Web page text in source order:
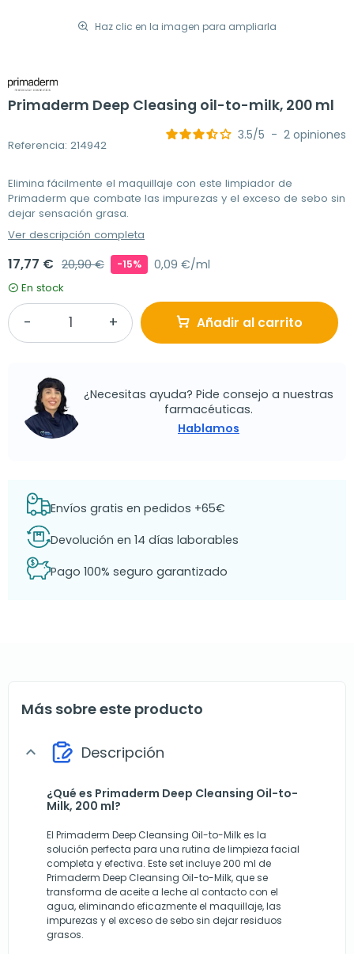
Haz clic en la imagen para ampliarla
Primaderm Deep Cleasing oil-to-milk, 200 ml
Referencia: 214942
3.5/5 - 2 opiniones
Elimina fácilmente el maquillaje con este limpiador de
Primaderm que combate las impurezas y el exceso de sebo sin
dejar sensación grasa.
Ver descripción completa
17,77 € 20,90 € -15% 0,09 €/ml
En stock
Añadir al carrito
¿Necesitas ayuda? Pide consejo a nuestras
farmacéuticas.
Hablamos
Envíos gratis en pedidos +65€
Devolución en 14 días laborables
Pago 100% seguro garantizado
Más sobre este producto
expand_more Descripción
¿Qué es Primaderm Deep Cleansing Oil-to-
Milk, 200 ml?
El Primaderm Deep Cleansing Oil-to-Milk es la
solución perfecta para una rutina de limpieza facial
completa y efectiva. Este set incluye 200 ml de
Primaderm Deep Cleansing Oil-to-Milk, que se
transforma de aceite a leche al contacto con el
agua, eliminando eficazmente el maquillaje, las
impurezas y el exceso de sebo sin dejar residuos
grasos.